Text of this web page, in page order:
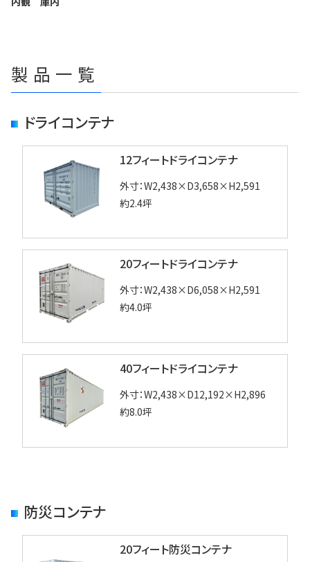
製品一覧
ドライコンテナ
12フィートドライコンテナ
外寸：W2,438×D3,658×H2,591
約2.4坪
20フィートドライコンテナ
外寸：W2,438×D6,058×H2,591
約4.0坪
40フィートドライコンテナ
外寸：W2,438×D12,192×H2,896
約8.0坪
防災コンテナ
20フィート防災コンテナ